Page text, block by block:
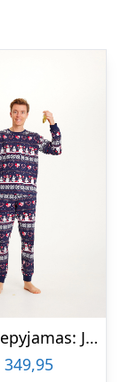
Årets julepyjamas: Julehjerte Pyjamas – herre / mænd.
349,95